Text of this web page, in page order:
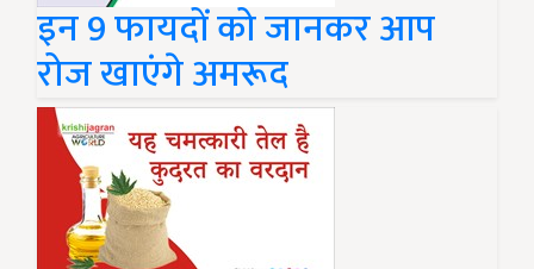
इन 9 फायदों को जानकर आप
रोज खाएंगे अमरूद